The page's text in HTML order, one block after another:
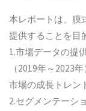
本レポートは、膜
提供することを目
1.市場データの提
（2019年～2023
市場の成長トレン
2.セグメンテーシ